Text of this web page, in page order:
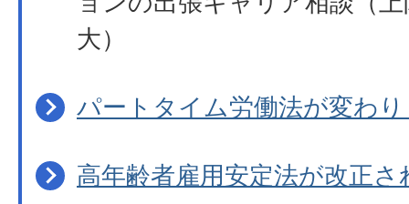
大）
パートタイム労働法が変わ
高年齢者雇用安定法が改正